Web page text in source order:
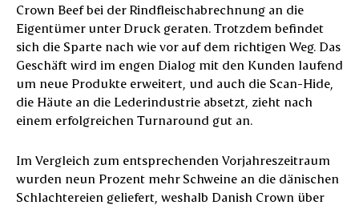
Crown Beef bei der Rindfleischabrechnung an die
Eigentümer unter Druck geraten. Trotzdem befindet
sich die Sparte nach wie vor auf dem richtigen Weg. Das
Geschäft wird im engen Dialog mit den Kunden laufend
um neue Produkte erweitert, und auch die Scan-Hide,
die Häute an die Lederindustrie absetzt, zieht nach
einem erfolgreichen Turnaround gut an.
Im Vergleich zum entsprechenden Vorjahreszeitraum
wurden neun Prozent mehr Schweine an die dänischen
Schlachtereien geliefert, weshalb Danish Crown über